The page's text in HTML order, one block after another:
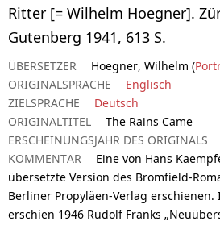
Ritter [= Wilhelm Hoegner].
Gutenberg 1941, 613 S.
ÜBERSETZER Hoegner, Wilhelm (
ORIGINALSPRACHE
Englisch
ZIELSPRACHE
Deutsch
ORIGINALTITEL
The Rains Came
ERSCHEINUNGSJAHR DES ORIGINALS
KOMMENTAR
Eine von Hans
übersetzte Version des Bromfield-
Berliner Propyläen-Verlag erschienen.
erschien 1946 Rudolf Franks